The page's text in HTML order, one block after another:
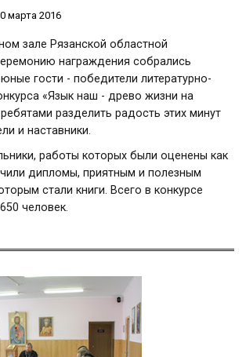
марта 2016
зале Рязанской областной
награждения собрались
гости - победители литературно-
«Язык наш - древо жизни на
разделить радость этих минут
и наставники.
работы которых были оценены как
дипломы, приятным и полезным
стали книги. Всего в конкурсе
человек.